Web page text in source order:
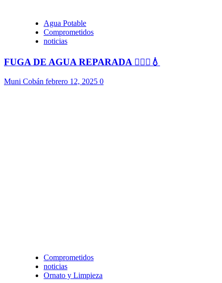
Agua Potable
Comprometidos
noticias
FUGA DE AGUA REPARADA 👷🏻‍♂️💧
Muni Cobán febrero 12, 2025 0
Comprometidos
noticias
Ornato y Limpieza